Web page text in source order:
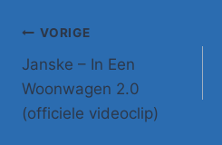
Bericht
navigatie
VORIGE
Janske – In Een
Woonwagen 2.0
(officiele videoclip)